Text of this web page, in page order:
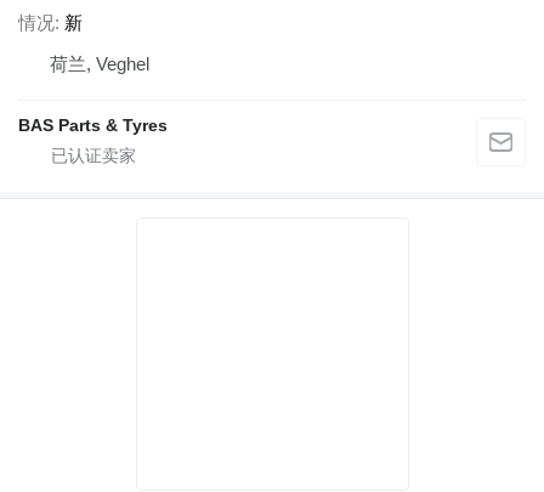
情况 新
荷兰, Veghel
BAS Parts & Tyres